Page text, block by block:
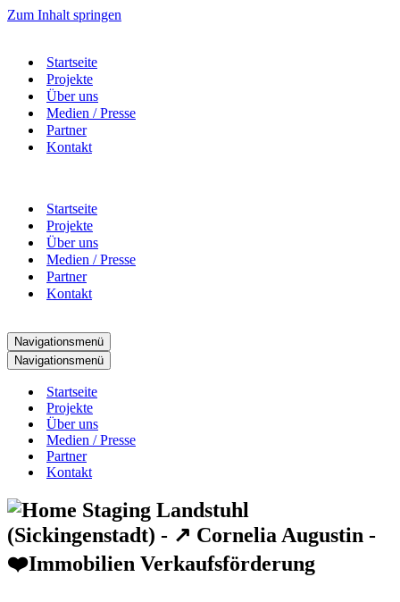
Zum Inhalt springen
Startseite
Projekte
Über uns
Medien / Presse
Partner
Kontakt
Startseite
Projekte
Über uns
Medien / Presse
Partner
Kontakt
Navigationsmenü
Navigationsmenü
Startseite
Projekte
Über uns
Medien / Presse
Partner
Kontakt